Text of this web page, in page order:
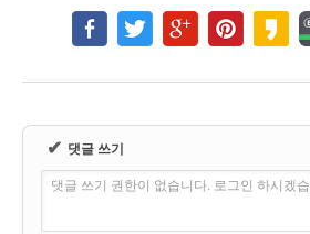
✔ 댓글 쓰기
댓글 쓰기 권한이 없습니다. 로그인 하시겠